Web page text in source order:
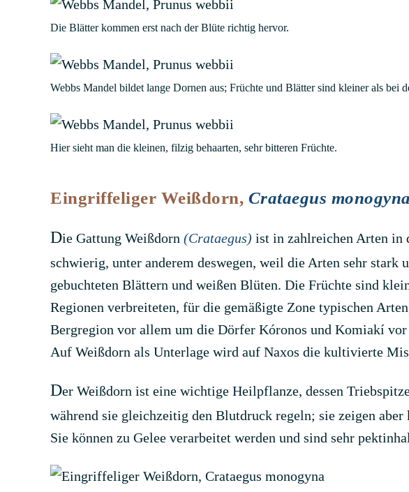
Die Blätter kommen erst nach der Blüte richtig hervor.
Webbs Mandel bildet lange Dornen aus; Früchte und Blätter sind kleiner als bei
Hier sieht man die kleinen, filzig behaarten, sehr bitteren Früchte.
Eingriffeliger Weißdorn, Crataegus monogyna
Die Gattung Weißdorn (Crataegus) ist in zahlreichen Arten in
schwierig, unter anderem deswegen, weil die Arten sehr
gebuchteten Blättern und weißen Blüten. Die Früchte sind
Regionen verbreiteten, für die gemäßigte Zone typischen
Bergregion vor allem um die Dörfer Kóronos und Komiakí
Auf Weißdorn als Unterlage wird auf Naxos die kultivierte
Der Weißdorn ist eine wichtige Heilpflanze, dessen
während sie gleichzeitig den Blutdruck regeln; sie zeigen
Sie können zu Gelee verarbeitet werden und sind sehr